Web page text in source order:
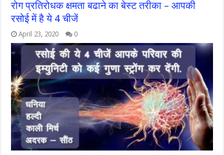
रोग प्रतिरोधक क्षमता बढाने का बेस्ट तरीका – आपकी
रसोई में है ये 4 चीजें
April 23, 2020 0